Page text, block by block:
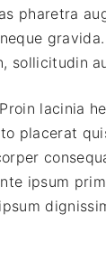
pharetra
sollicitudin
lacinia
placerat
ipsum